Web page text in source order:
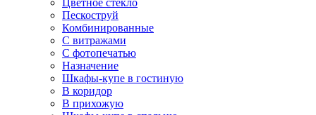
Цветное стекло
Пескоструй
Комбинированные
С витражами
С фотопечатью
Назначение
Шкафы-купе в гостиную
В коридор
В прихожую